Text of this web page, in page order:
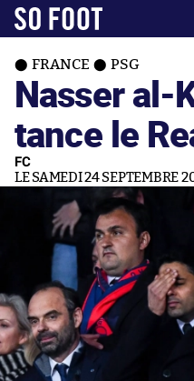
FRANCE PSG
Nasser al-
tance le
FC
LE SAMEDI 24 SEPTEMBRE